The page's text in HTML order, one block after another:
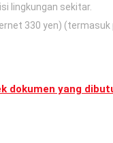
lingkungan sekitar.
330 yen) (termasuk
dokumen yang